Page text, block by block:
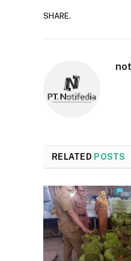
SHARE.
RELATED POSTS